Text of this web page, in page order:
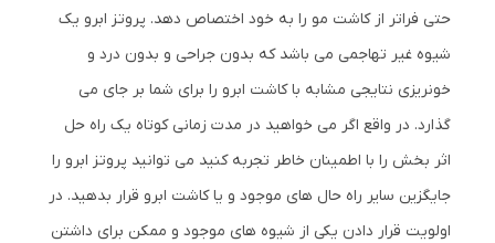
حتی فراتر از کاشت مو را به خود اختصاص دهد. پروتز ابرو یک
شیوه غیر تهاجمی می باشد که بدون جراحی و بدون درد و
خونریزی نتایجی مشابه با کاشت ابرو را برای شما بر جای می
گذارد. در واقع اگر می خواهید در مدت زمانی کوتاه یک راه حل
اثر بخش را با اطمینان خاطر تجربه کنید می توانید پروتز ابرو را
جایگزین سایر راه حال های موجود و یا کاشت ابرو قرار بدهید. در
اولویت قرار دادن یکی از شیوه های موجود و ممکن برای داشتن